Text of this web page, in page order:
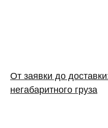
От заявки до
негабаритного груза